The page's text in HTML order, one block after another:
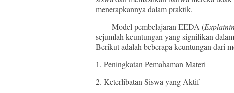
menerapkannya dalam praktik.
Model pembelajaran EEDA (
sejumlah keuntungan yang signifikan
Berikut adalah beberapa keuntungan dari
1. Peningkatan Pemahaman Materi
2. Keterlibatan Siswa yang Aktif